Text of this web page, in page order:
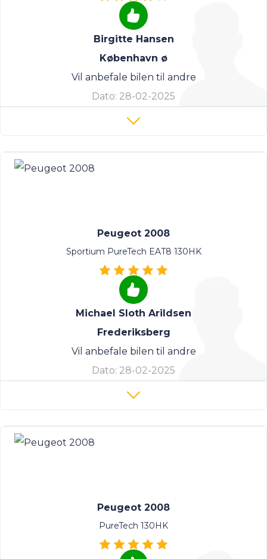
Birgitte Hansen
København ø
Vil anbefale bilen til andre
Dato: 28-02-2025
Peugeot 2008
Sportium PureTech EAT8 130HK
Michael Sloth Arildsen
Frederiksberg
Vil anbefale bilen til andre
Dato: 28-02-2025
Peugeot 2008
PureTech 130HK